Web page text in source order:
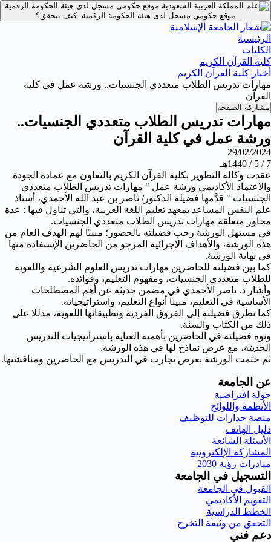
موقع حكومي مسجل لدى هيئة الحكومة الرقمية.
موقع حكومي مسجل لدى هيئة الحكومة الرقمية.كيف تتحقق؟
الرئيسية
الكليات
كلية القرآن الكريم
أخبار كلية القرآن الكريم
مهارات تدريس الطلاب متعددي الجنسيات.. ورشة عمل في كلية
القرآن
مشاركة الصفحة
مهارات تدريس الطلاب متعددي الجنسيات..
ورشة عمل في كلية القرآن
29/02/2024
7 / 5 / 1440هـ
عقدت وكالة التطوير بكلية القرآن الكريم بالتعاون مع عمادة الجودة
والاعتماد الأكاديمي ورشة عمل " مهارات تدريس الطلاب متعددي
الجنسيات " قدَّمها فضيلة الدكتور/ ناصر بن عبد الله الأحمدي، أستاذ
علم النفس المساعد بمعهد تعليم اللغة العربية، والتي تناول فيها : عدة
محاور متعلقة مهارات تدريس الطلاب متعددي الجنسيات.
في مستهل الورشة رحب فضيلته بالحضور؛ مبينًا لهم الهدف العام من
هذه الورشة، والأهداف الإجرائية المرجو من الحاضرين الإستفادة منها
في نهاية الورشة.
كما بين فضيلته للحاضرين مهارات تدريس العلوم الشرعية واللغوية
للطلاب متعددي الجنسيات، ومفهوم التعليم، وفوائده.
وأشار د. ناصر الأحمدي في مضمن حديثه عن أهم المصطلحات
الأساسية في التعليم، مبينا أنواع التعليم، واستراتيجياته.
كما تطرق فضيلته إلى الفروق الفردية وتطبيقاتها اللغوية، مدللا على
ذلك من الكتاب والسنة.
ونوه فضيلته في الحاضرين بأهمية العناية باستراتيجيات التدريس
الحديثة، مع عرض نماذح لها في هذه الورشة.
ثم ختمت الورشة بعرض تجارب في التدريس مع الحاضرين ومناقشتها.
عن الجامعة
جولة افتراضية
الأنظمة واللوائح
منصة جدارات للتوظيف
دليل الهاتف
الأسئلة الشائعة
المشاركة الإلكترونية
مبادرات رؤية 2030
التسجيل في الجامعة
القبول في الجامعة
التقويم الأكاديمي
الخطط الدراسية
التحقق من وثيقة التخرج
دعم فني